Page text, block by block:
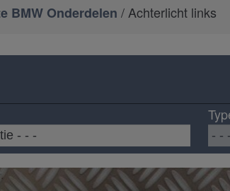
BMW Onderdelen / Achterlicht links